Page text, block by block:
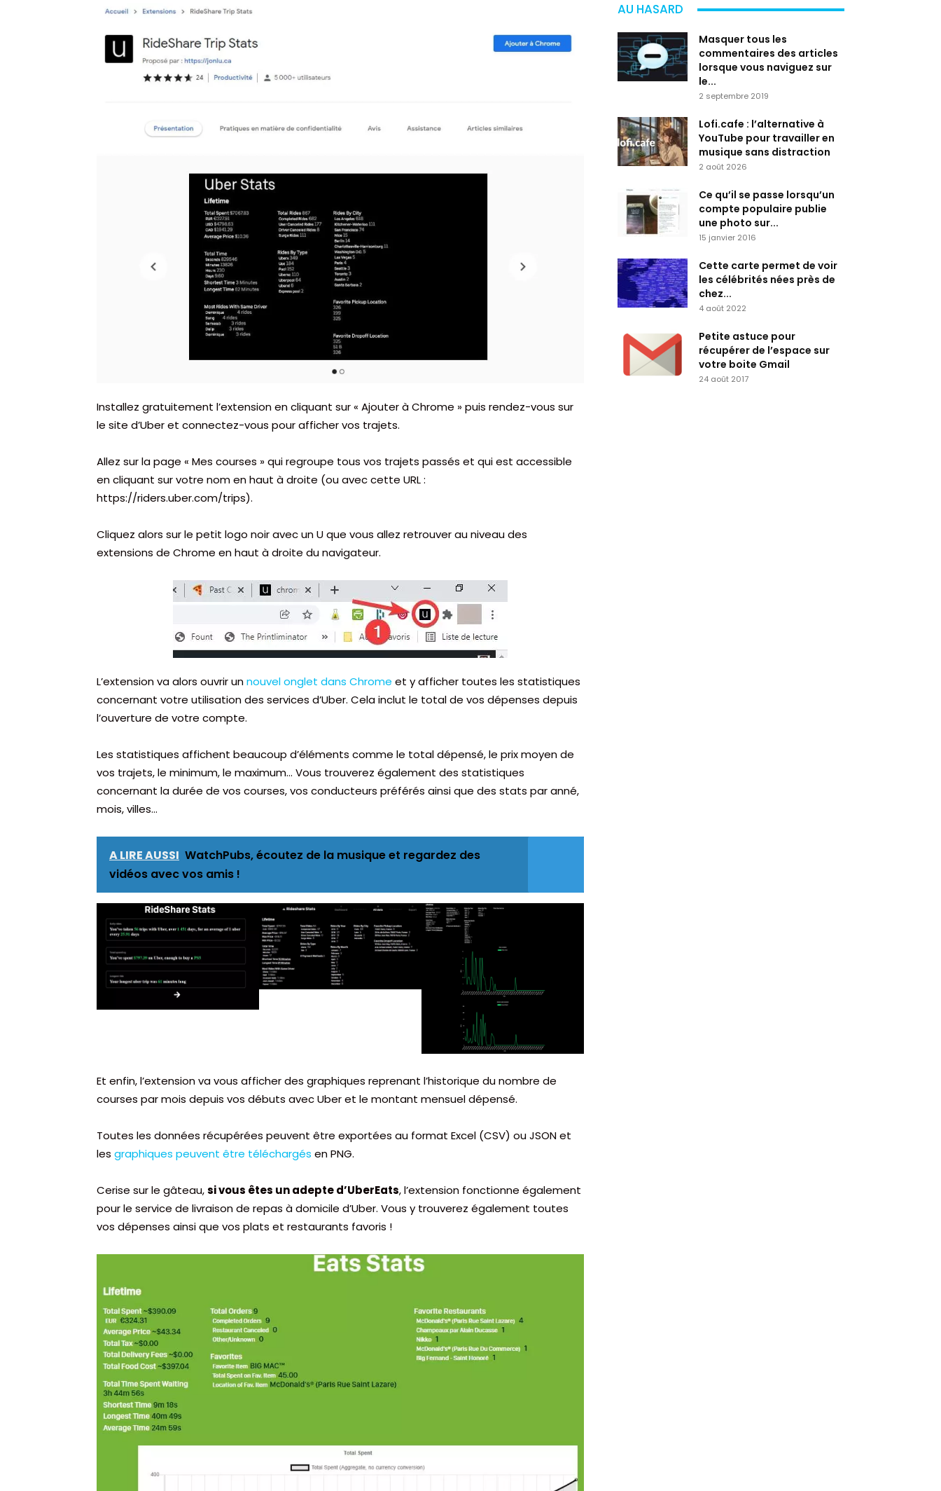
Installez gratuitement l’extension en cliquant sur « Ajouter à Chrome » puis rendez-vous sur
le site d’Uber et connectez-vous pour afficher vos trajets.
Allez sur la page « Mes courses » qui regroupe tous vos trajets passés et qui est accessible
en cliquant sur votre nom en haut à droite (ou avec cette URL :
https://riders.uber.com/trips).
Cliquez alors sur le petit logo noir avec un U que vous allez retrouver au niveau des
extensions de Chrome en haut à droite du navigateur.
L’extension va alors ouvrir unnouvel onglet dans Chrome et y afficher toutes les statistiques
concernant votre utilisation des services d’Uber. Cela inclut le total de vos dépenses depuis
l’ouverture de votre compte.
Les statistiques affichent beaucoup d’éléments comme le total dépensé, le prix moyen de
vos trajets, le minimum, le maximum… Vous trouverez également des statistiques
concernant la durée de vos courses, vos conducteurs préférés ainsi que des stats par anné,
mois, villes…
A LIRE AUSSI WatchPubs, écoutez de la musique et regardez des
vidéos avec vos amis !
Et enfin, l’extension va vous afficher des graphiques reprenant l’historique du nombre de
courses par mois depuis vos débuts avec Uber et le montant mensuel dépensé.
Toutes les données récupérées peuvent être exportées au format Excel (CSV) ou JSON et
les graphiques peuvent être téléchargés en PNG.
Cerise sur le gâteau,si vous êtes un adepte d’UberEats, l’extension fonctionne également
pour le service de livraison de repas à domicile d’Uber. Vous y trouverez également toutes
vos dépenses ainsi que vos plats et restaurants favoris !
AU HASARD
Masquer tous les
commentaires des articles
lorsque vous naviguez sur
le...
2 septembre 2019
Lofi.cafe : l’alternative à
YouTube pour travailler en
musique sans distraction
2 août 2026
Ce qu’il se passe lorsqu’un
compte populaire publie
une photo sur...
15 janvier 2016
Cette carte permet de voir
les célébrités nées près de
chez...
4 août 2022
Petite astuce pour
récupérer de l’espace sur
votre boite Gmail
24 août 2017